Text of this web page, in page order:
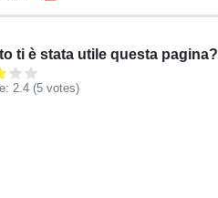
ti è stata utile questa pagina?
2.4 (5 votes)